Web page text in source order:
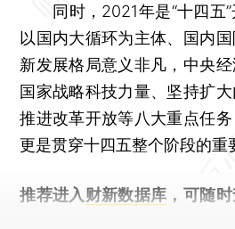
同时，2021年是“十四五”
以国内大循环为主体、国内
新发展格局意义非凡，中央
国家战略科技力量、坚持扩
推进改革开放等八大重点任
更是贯穿十四五整个阶段的重
推荐进入 财新数据库 ，可随